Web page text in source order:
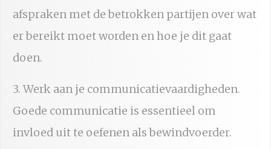
afspraken met de betrokken partijen over wat
er bereikt moet worden en hoe je dit gaat
doen.
3. Werk aan je communicatievaardigheden.
Goede communicatie is essentieel om
invloed uit te oefenen als bewindvoerder.